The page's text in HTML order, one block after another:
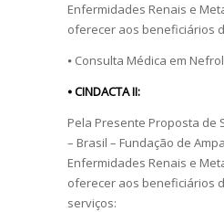
Enfermidades Renais e
oferecer aos beneficiários
⦁ Consulta Médica em
⦁ CINDACTA II:
Pela Presente Proposta de
– Brasil – Fundação de
Enfermidades Renais e
oferecer aos beneficiários
serviços: